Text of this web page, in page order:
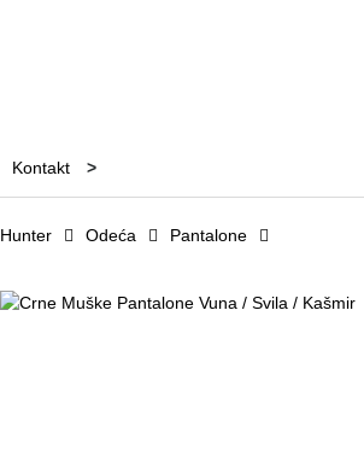
Kontakt >
Hunter Odeća Pantalone